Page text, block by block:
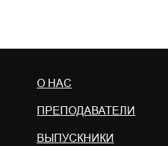
О НАС
ПРЕПОДАВАТЕЛИ
ВЫПУСКНИКИ